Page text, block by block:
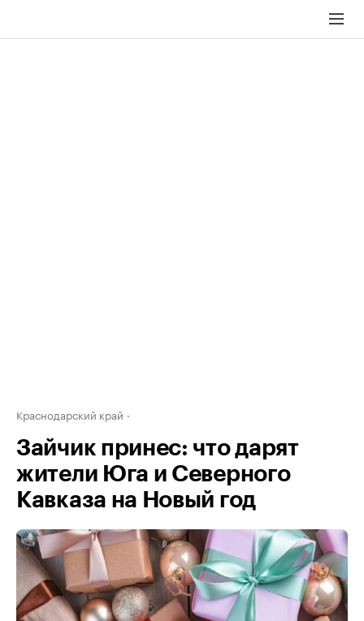
Краснодарский край
Зайчик принес: что дарят
жители Юга и Северного
Кавказа на Новый год